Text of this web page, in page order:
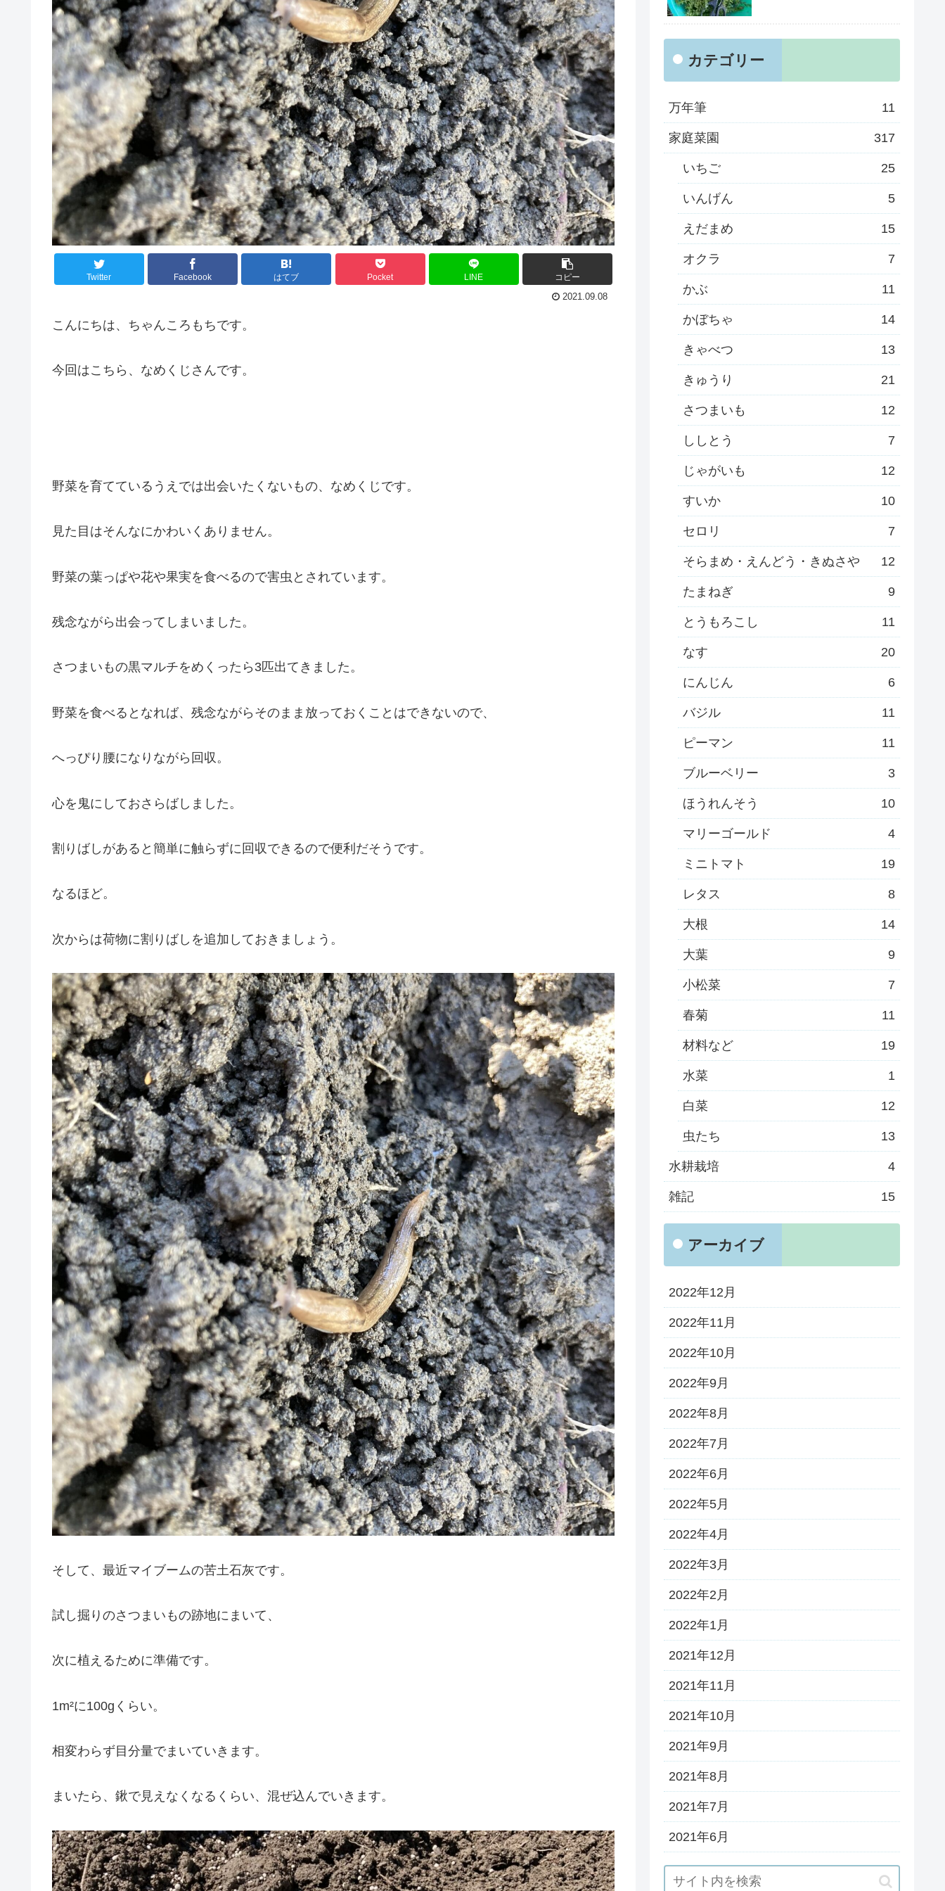
Twitter Facebook はてブ Pocket LINE コピー
2021.09.08
こんにちは、ちゃんころもちです。
今回はこちら、なめくじさんです。
野菜を育てているうえでは出会いたくないもの、なめくじです。
見た目はそんなにかわいくありません。
野菜の葉っぱや花や果実を食べるので害虫とされています。
残念ながら出会ってしまいました。
さつまいもの黒マルチをめくったら3匹出てきました。
野菜を食べるとなれば、残念ながらそのまま放っておくことはできないので、
へっぴり腰になりながら回収。
心を鬼にしておさらばしました。
割りばしがあると簡単に触らずに回収できるので便利だそうです。
なるほど。
次からは荷物に割りばしを追加しておきましょう。
そして、最近マイブームの苦土石灰です。
試し掘りのさつまいもの跡地にまいて、
次に植えるために準備です。
1m²に100gくらい。
相変わらず目分量でまいていきます。
まいたら、鍬で見えなくなるくらい、混ぜ込んでいきます。
カテゴリー
万年筆 11
家庭菜園 317
いちご 25
いんげん 5
えだまめ 15
オクラ 7
かぶ 11
かぼちゃ 14
きゃべつ 13
きゅうり 21
さつまいも 12
ししとう 7
じゃがいも 12
すいか 10
セロリ 7
そらまめ・えんどう・きぬさや 12
たまねぎ 9
とうもろこし 11
なす 20
にんじん 6
バジル 11
ピーマン 11
ブルーベリー 3
ほうれんそう 10
マリーゴールド 4
ミニトマト 19
レタス 8
大根 14
大葉 9
小松菜 7
春菊 11
材料など 19
水菜 1
白菜 12
虫たち 13
水耕栽培 4
雑記 15
アーカイブ
2022年12月
2022年11月
2022年10月
2022年9月
2022年8月
2022年7月
2022年6月
2022年5月
2022年4月
2022年3月
2022年2月
2022年1月
2021年12月
2021年11月
2021年10月
2021年9月
2021年8月
2021年7月
2021年6月